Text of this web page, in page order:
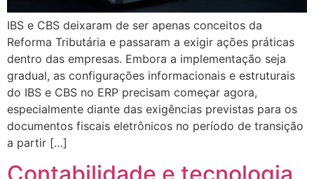
IBS e CBS deixaram de ser apenas conceitos da
Reforma Tributária e passaram a exigir ações práticas
dentro das empresas. Embora a implementação seja
gradual, as configurações informacionais e estruturais
do IBS e CBS no ERP precisam começar agora,
especialmente diante das exigências previstas para os
documentos fiscais eletrônicos no período de transição
a partir […]